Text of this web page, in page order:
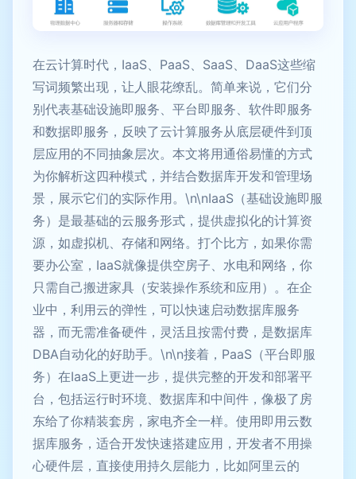
在云计算时代，IaaS、PaaS、SaaS、DaaS这些缩
写词频繁出现，让人眼花缭乱。简单来说，它们分
别代表基础设施即服务、平台即服务、软件即服务
和数据即服务，反映了云计算服务从底层硬件到顶
层应用的不同抽象层次。本文将用通俗易懂的方式
为你解析这四种模式，并结合数据库开发和管理场
景，展示它们的实际作用。\n\nIaaS（基础设施即服
务）是最基础的云服务形式，提供虚拟化的计算资
源，如虚拟机、存储和网络。打个比方，如果你需
要办公室，IaaS就像提供空房子、水电和网络，你
只需自己搬进家具（安装操作系统和应用）。在企
业中，利用云的弹性，可以快速启动数据库服务
器，而无需准备硬件，灵活且按需付费，是数据库
DBA自动化的好助手。\n\n接着，PaaS（平台即服
务）在IaaS上更进一步，提供完整的开发和部署平
台，包括运行时环境、数据库和中间件，像极了房
东给了你精装套房，家电齐全一样。使用即用云数
据库服务，适合开发快速搭建应用，开发者不用操
心硬件层，直接使用持久层能力，比如阿里云的